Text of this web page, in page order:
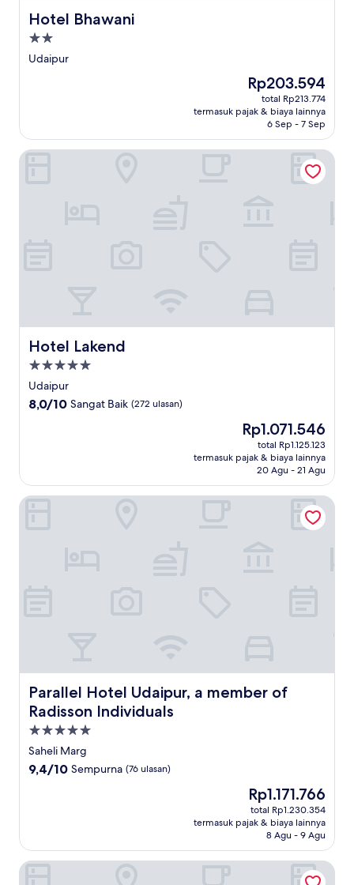
Hotel Bhawani
Hotel Bhawani
Properti
bintang
Udaipur
Harga
sekarang
Rp203.594
Rp203.594
total Rp213.774
termasuk pajak & biaya lainnya
6 Sep - 7 Sep
Hotel Lakend
Hotel Lakend
Properti
bintang
5.0
Udaipur
8.0
ulasan)
8,0/10 Sangat Baik (272 ulasan)
Harga
sekarang
Rp1.071.546
Rp1.071.546
total Rp1.125.123
termasuk pajak & biaya lainnya
20 Agu - 21 Agu
Hotel Lakend
Parallel Hotel Udaipur, a member of
Radisson Individuals
Parallel Hotel Udaipur, a member of Radisson Individuals
Properti
bintang
5.0
Saheli Marg
9.4
9,4/10 Sempurna (76 ulasan)
Harga
sekarang
Rp1.171.766
Rp1.171.766
total Rp1.230.354
termasuk pajak & biaya lainnya
8 Agu - 9 Agu
Parallel Hotel Udaipur, a member of Radisson Individuals
Wyndham Garden Udaipur Bhuwana